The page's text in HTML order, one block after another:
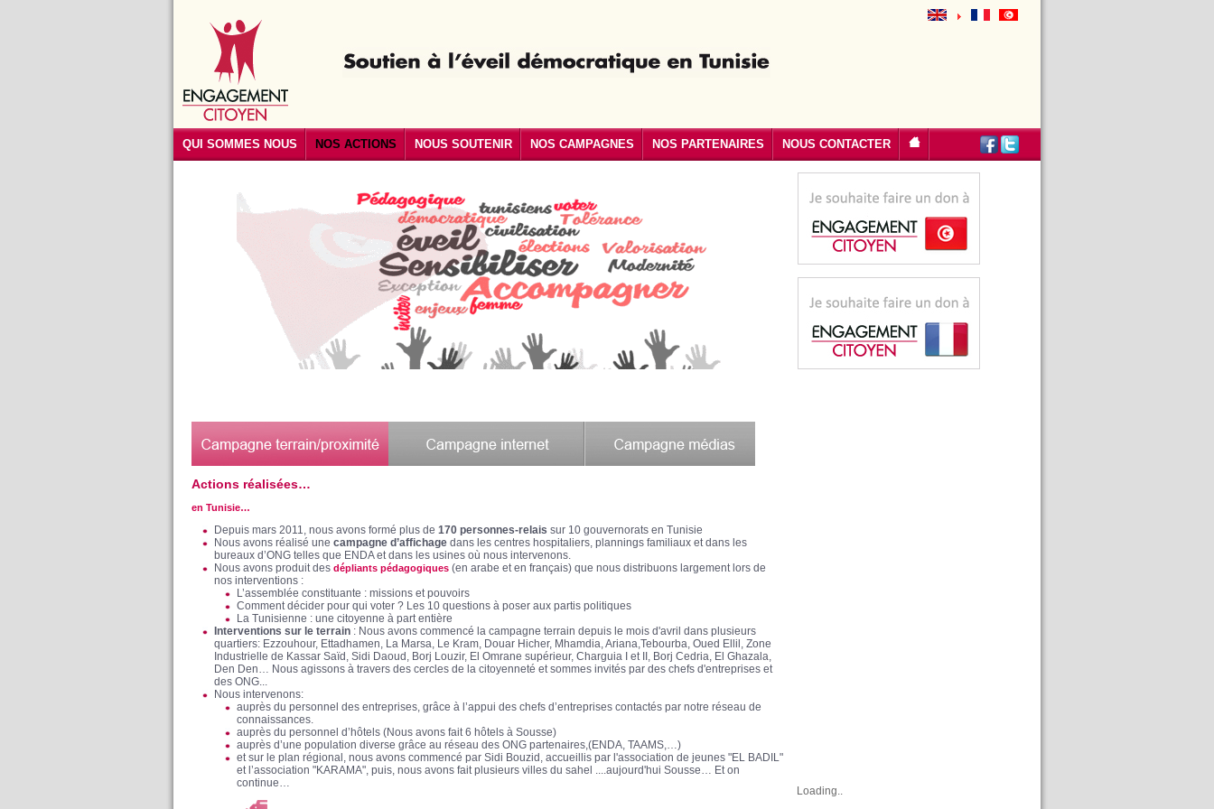
QUI SOMMES NOUS NOS ACTIONS NOUS SOUTENIR NOS CAMPAGNES NOS PARTENAIRES NOUS CONTACTER
Actions réalisées…
en Tunisie…
Depuis mars 2011, nous avons formé plus de 170 personnes-relais sur 10 gouvernorats en Tunisie
Nous avons réalisé une campagne d’affichage dans les centres hospitaliers, plannings familiaux et dans les
bureaux d’ONG telles que ENDA et dans les usines où nous intervenons.
Nous avons produit des dépliants pédagogiques (en arabe et en français) que nous distribuons largement lors de
nos interventions :
L’assemblée constituante : missions et pouvoirs
Comment décider pour qui voter ? Les 10 questions à poser aux partis politiques
La Tunisienne : une citoyenne à part entière
Interventions sur le terrain : Nous avons commencé la campagne terrain depuis le mois d'avril dans plusieurs
quartiers: Ezzouhour, Ettadhamen, La Marsa, Le Kram, Douar Hicher, Mhamdia, Ariana,Tebourba, Oued Ellil, Zone
Industrielle de Kassar Saïd, Sidi Daoud, Borj Louzir, El Omrane supérieur, Charguia I et II, Borj Cedria, El Ghazala,
Den Den… Nous agissons à travers des cercles de la citoyenneté et sommes invités par des chefs d'entreprises et
des ONG...
Nous intervenons:
auprès du personnel des entreprises, grâce à l’appui des chefs d’entreprises contactés par notre réseau de
connaissances.
auprès du personnel d’hôtels (Nous avons fait 6 hôtels à Sousse)
auprès d’une population diverse grâce au réseau des ONG partenaires,(ENDA, TAAMS,…)
et sur le plan régional, nous avons commencé par Sidi Bouzid, accueillis par l'association de jeunes "EL BADIL"
et l’association "KARAMA", puis, nous avons fait plusieurs villes du sahel ....aujourd'hui Sousse… Et on
continue…
Loading..